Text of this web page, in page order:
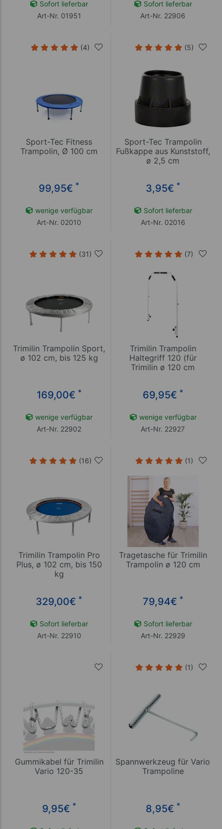
Sofort lieferbar
Art-Nr. 01951
Sofort lieferbar
Art-Nr. 22906
(4)
Sport-Tec Fitness
Trampolin, Ø 100 cm
99,95€ *
wenige verfügbar
Art-Nr. 02010
(5)
Sport-Tec Trampolin
Fußkappe aus Kunststoff,
ø 2,5 cm
3,95€ *
Sofort lieferbar
Art-Nr. 02016
(31)
Trimilin Trampolin Sport,
ø 102 cm, bis 125 kg
169,00€ *
wenige verfügbar
Art-Nr. 22902
(7)
Trimilin Trampolin
Haltegriff 120 (für
Trimilin ø 120 cm
69,95€ *
wenige verfügbar
Art-Nr. 22927
(16)
Trimilin Trampolin Pro
Plus, ø 102 cm, bis 150
kg
329,00€ *
Sofort lieferbar
Art-Nr. 22910
(1)
Tragetasche für Trimilin
Trampolin ø 120 cm
79,94€ *
Sofort lieferbar
Art-Nr. 22929
Gummikabel für Trimilin
Vario 120-35
9,95€ *
(1)
Spannwerkzeug für Vario
Trampoline
8,95€ *